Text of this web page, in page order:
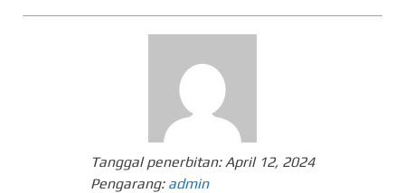
Tanggal penerbitan: April 12, 2024
Pengarang: admin